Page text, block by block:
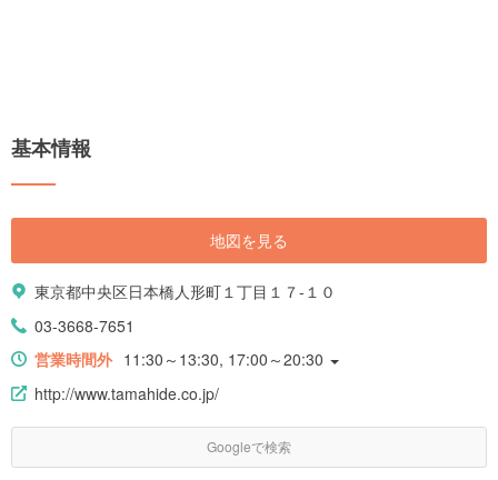
基本情報
地図を見る
東京都中央区日本橋人形町１丁目１７-１０
03-3668-7651
営業時間外 11:30～13:30, 17:00～20:30
http://www.tamahide.co.jp/
Googleで検索